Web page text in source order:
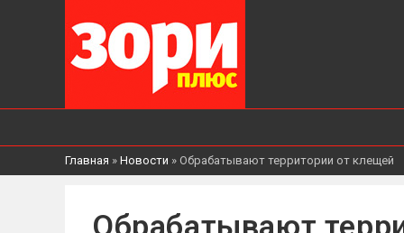
Главная » Новости » Обрабатывают территории от клещей
Обрабатывают